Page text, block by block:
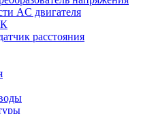
AC двигателя
К
расстояния